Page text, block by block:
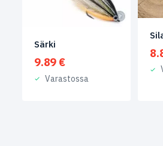
Särki
9.89 €
Varastossa